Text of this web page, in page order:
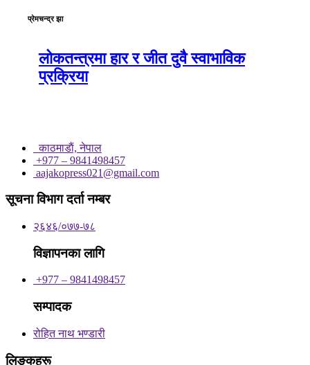
प्रेमचन्द्र झा
लोकतन्त्रमा हार र जीत दुवै स्वाभाविक
प्रक्रिया
काठमाडाैं, नेपाल
+977 – 9841498457
aajakopress021@gmail.com
सूचना विभाग दर्ता नम्बर
२६४६/०७७-७८
विज्ञापनका लागि
+977 – 9841498457
सम्पादक
रोहित नाथ भण्डारी
लिङ्कहरू